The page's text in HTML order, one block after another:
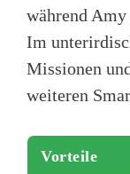
während
Im
Missionen
weiteren
Vorteile